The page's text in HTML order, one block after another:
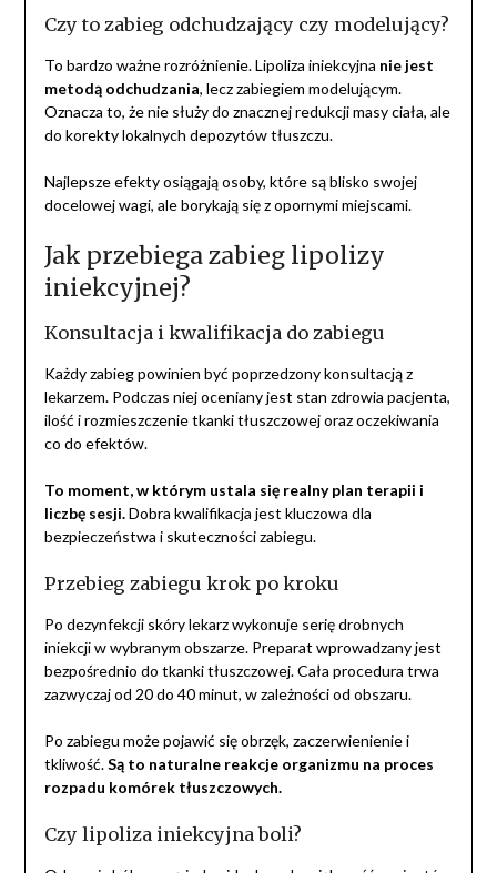
Czy to zabieg odchudzający czy modelujący?
To bardzo ważne rozróżnienie. Lipoliza iniekcyjna nie jest
metodą odchudzania, lecz zabiegiem modelującym.
Oznacza to, że nie służy do znacznej redukcji masy ciała, ale
do korekty lokalnych depozytów tłuszczu.
Najlepsze efekty osiągają osoby, które są blisko swojej
docelowej wagi, ale borykają się z opornymi miejscami.
Jak przebiega zabieg lipolizy
iniekcyjnej?
Konsultacja i kwalifikacja do zabiegu
Każdy zabieg powinien być poprzedzony konsultacją z
lekarzem. Podczas niej oceniany jest stan zdrowia pacjenta,
ilość i rozmieszczenie tkanki tłuszczowej oraz oczekiwania
co do efektów.
To moment, w którym ustala się realny plan terapii i
liczbę sesji.Dobra kwalifikacja jest kluczowa dla
bezpieczeństwa i skuteczności zabiegu.
Przebieg zabiegu krok po kroku
Po dezynfekcji skóry lekarz wykonuje serię drobnych
iniekcji w wybranym obszarze. Preparat wprowadzany jest
bezpośrednio do tkanki tłuszczowej. Cała procedura trwa
zazwyczaj od 20 do 40 minut, w zależności od obszaru.
Po zabiegu może pojawić się obrzęk, zaczerwienienie i
tkliwość.Są to naturalne reakcje organizmu na proces
rozpadu komórek tłuszczowych.
Czy lipoliza iniekcyjna boli?